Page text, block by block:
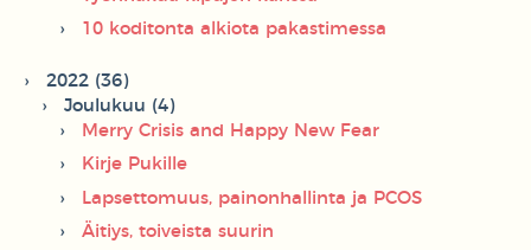
10 koditonta alkiota pakastimessa
2022 (36)
Joulukuu (4)
Merry Crisis and Happy New Fear
Kirje Pukille
Lapsettomuus, painonhallinta ja PCOS
Äitiys, toiveista suurin